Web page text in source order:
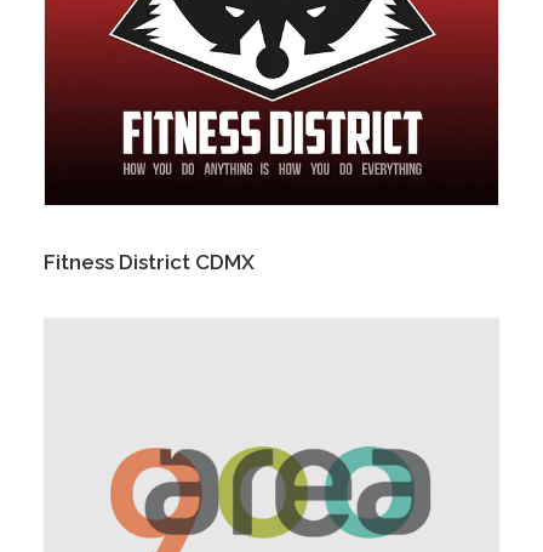
Fitness District CDMX